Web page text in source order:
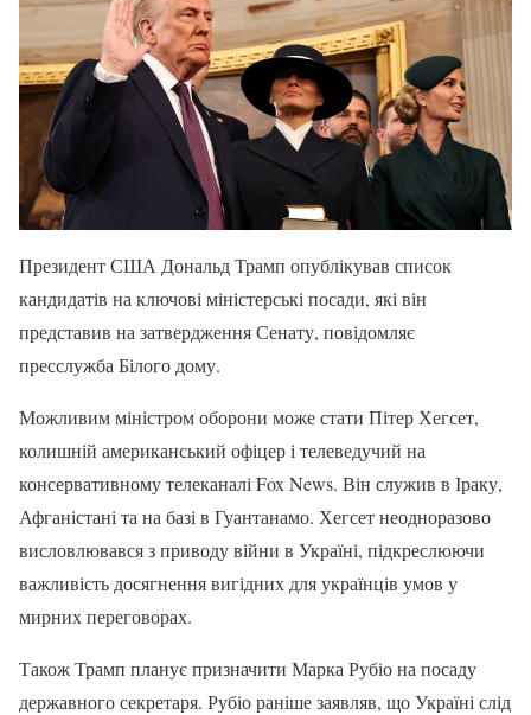
Президент США Дональд Трамп опублікував список
кандидатів на ключові міністерські посади, які він
представив на затвердження Сенату, повідомляє
пресслужба Білого дому.
Можливим міністром оборони може стати Пітер Хегсет,
колишній американський офіцер і телеведучий на
консервативному телеканалі Fox News. Він служив в Іраку,
Афганістані та на базі в Гуантанамо. Хегсет неодноразово
висловлювався з приводу війни в Україні, підкреслюючи
важливість досягнення вигідних для українців умов у
мирних переговорах.
Також Трамп планує призначити Марка Рубіо на посаду
державного секретаря. Рубіо раніше заявляв, що Україні слід